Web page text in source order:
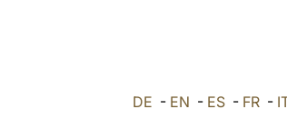
DE - EN - ES - FR -